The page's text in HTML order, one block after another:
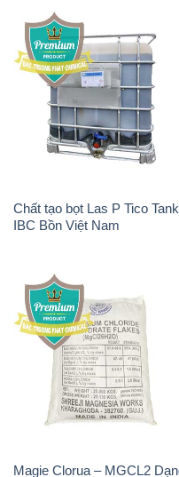
Chất tạo bọt Las P Tico Tank
IBC Bồn Việt Nam
Magie Clorua – MGCL2 Dạng
Vảy Shreeji Magnesia Works
Ấn Độ India